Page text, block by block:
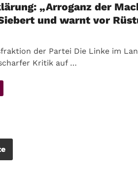
„Arroganz der
und warnt vor
der Partei Die Linke im
Kritik auf …